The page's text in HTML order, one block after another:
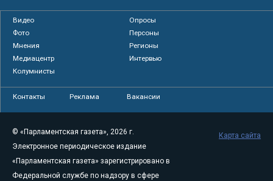
Видео
Опросы
Фото
Персоны
Мнения
Регионы
Медиацентр
Интервью
Колумнисты
Контакты Реклама Вакансии
© «Парламентская газета», 2026 г.
Электронное периодическое издание
«Парламентская газета» зарегистрировано в
Федеральной службе по надзору в сфере
Карта сайта